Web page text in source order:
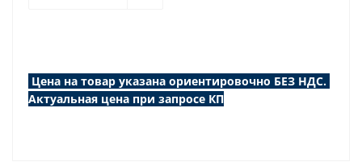
Цена на товар указана ориентировочно БЕЗ НДС.
Актуальная цена при запросе КП